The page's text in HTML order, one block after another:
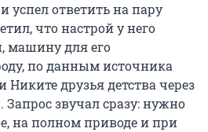
успел ответить на пару
что настрой у него
машину для его
по данным источника
друзья детства через
звучал сразу: нужно
на полном приводе и при